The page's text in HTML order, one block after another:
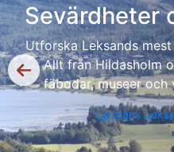
Sevärdheter
Utforska Leksands
Allt från Hildasholm
fäbodar, museer och
Upptäck